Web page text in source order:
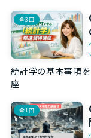
全3回
統計学の基本事項
座
全1回